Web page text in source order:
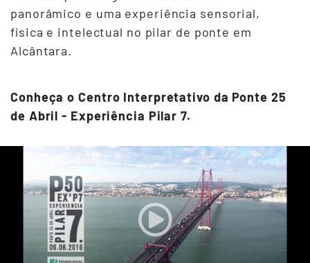
panorâmico e uma experiência sensorial,
física e intelectual no pilar de ponte em
Alcântara.
Conheça o Centro Interpretativo da Ponte 25
de Abril - Experiência Pilar 7.